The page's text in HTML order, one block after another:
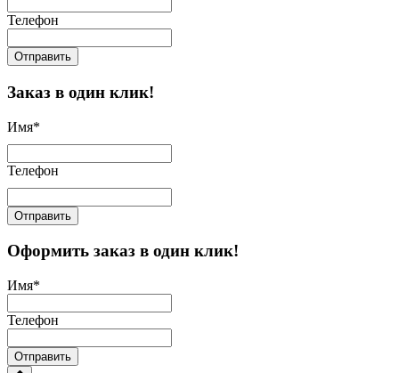
Телефон
Отправить
Заказ в один клик!
Имя*
Телефон
Отправить
Оформить заказ в один клик!
Имя*
Телефон
Отправить